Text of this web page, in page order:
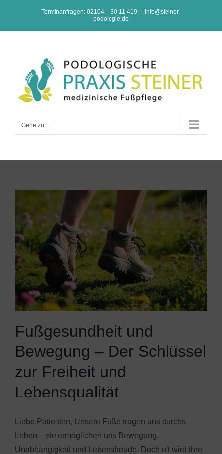
springen
Terminanfragen: 02104 – 30 11 419
info@steiner-
podologie.de
Gehe zu ...
Fußgesundheit und
Bewegung – Der Schlüssel
zur Freiheit und
Lebensqualität
Liebe Patienten, Unsere Füße tragen uns durchs
Leben – sie ermöglichen uns Bewegung,
Unabhängigkeit und Lebensfreude. Doch oft wird ihre